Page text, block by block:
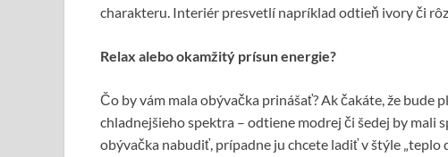
charakteru. Interiér presvetlí napríklad odtieň ivory či
Relax alebo okamžitý prísun energie?
Čo by vám mala obývačka prinášať? Ak čakáte, že
chladnejšieho spektra – odtiene modrej či šedej by mali
obývačka nabudiť, prípadne ju chcete ladiť v štýle „teplo